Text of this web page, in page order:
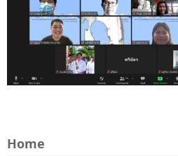
Home